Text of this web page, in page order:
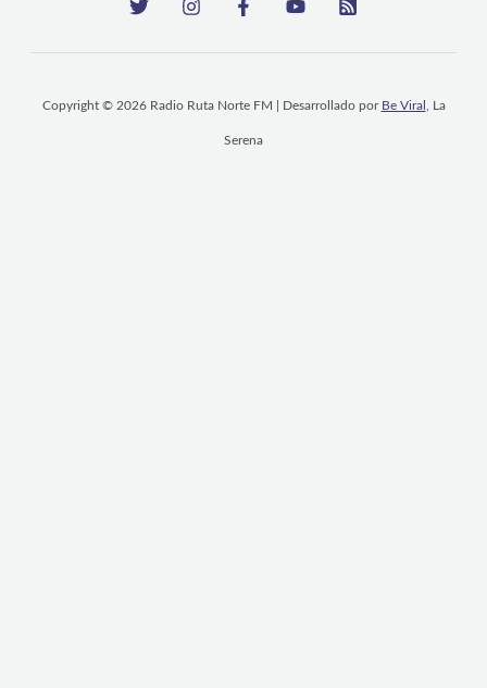
Copyright © 2026 Radio Ruta Norte FM | Desarrollado por Be Viral , La
Serena